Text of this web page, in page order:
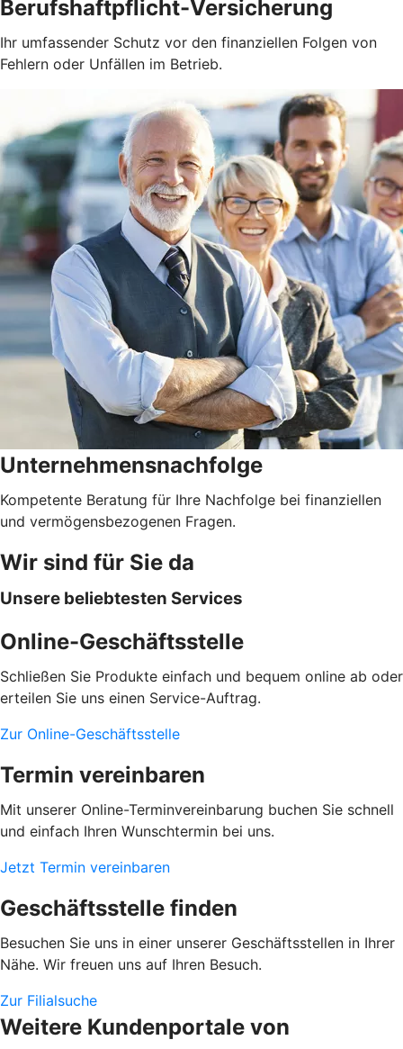
Berufshaftpflicht-Versicherung
Ihr umfassender Schutz vor den finanziellen Folgen von
Fehlern oder Unfällen im Betrieb.
Unternehmensnachfolge
Kompetente Beratung für Ihre Nachfolge bei finanziellen
und vermögensbezogenen Fragen.
Wir sind für Sie da
Unsere beliebtesten Services
Online-Geschäftsstelle
Schließen Sie Produkte einfach und bequem online ab oder
erteilen Sie uns einen Service-Auftrag.
Zur Online-Geschäftsstelle
Termin vereinbaren
Mit unserer Online-Terminvereinbarung buchen Sie schnell
und einfach Ihren Wunschtermin bei uns.
Jetzt Termin vereinbaren
Geschäftsstelle finden
Besuchen Sie uns in einer unserer Geschäftsstellen in Ihrer
Nähe. Wir freuen uns auf Ihren Besuch.
Zur Filialsuche
Weitere Kundenportale von